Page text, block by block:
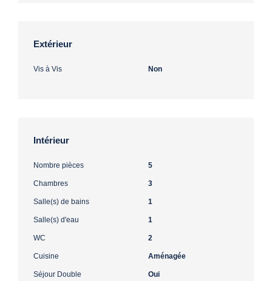
Extérieur
Vis à Vis Non
Intérieur
Nombre pièces 5
Chambres 3
Salle(s) de bains 1
Salle(s) d'eau 1
WC 2
Cuisine Aménagée
Séjour Double Oui